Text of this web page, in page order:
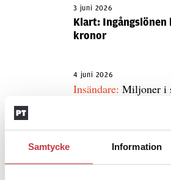
Samtycke Information
3 juni 2026
Klart: Ingångslönen
kronor
4 juni 2026
Insändare: Miljoner i
underkänns på
Jens Mårtensson: